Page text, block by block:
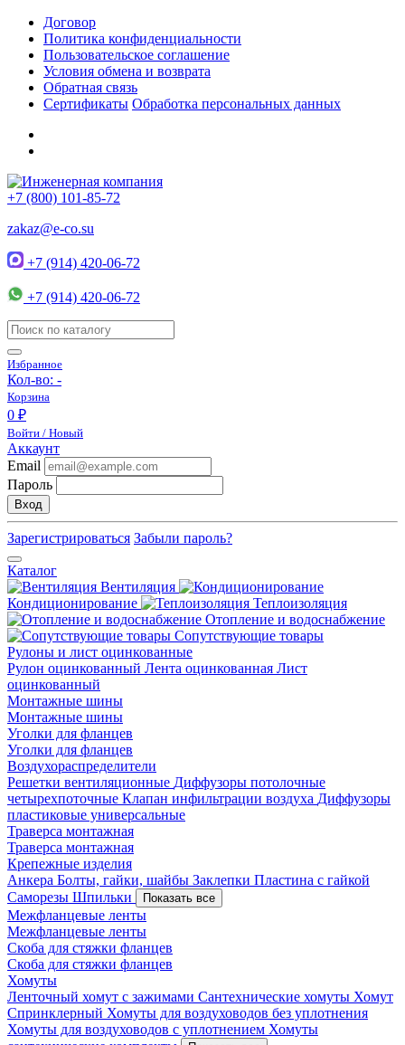
Договор
Политика конфиденциальности
Пользовательское соглашение
Условия обмена и возврата
Обратная связь
Сертификаты Обработка персональных данных
+7 (800) 101-85-72
zakaz@e-co.su
+7 (914) 420-06-72
+7 (914) 420-06-72
Избранное
Кол-во: -
Корзина
0 ₽
Войти / Новый
Аккаунт
Email
Пароль
Вход
Зарегистрироваться Забыли пароль?
Каталог
Вентиляция
Кондиционирование
Теплоизоляция
Отопление и водоснабжение
Сопутствующие товары
Рулоны и лист оцинкованные
Рулон оцинкованный Лента оцинкованная Лист
оцинкованный
Монтажные шины
Монтажные шины
Уголки для фланцев
Уголки для фланцев
Воздухораспределители
Решетки вентиляционные Диффузоры потолочные
четырехпоточные Клапан инфильтрации воздуха Диффузоры
пластиковые универсальные
Траверса монтажная
Траверса монтажная
Крепежные изделия
Анкера Болты, гайки, шайбы Заклепки Пластина с гайкой
Саморезы Шпильки Показать все
Межфланцевые ленты
Межфланцевые ленты
Скоба для стяжки фланцев
Скоба для стяжки фланцев
Хомуты
Ленточный хомут с зажимами Сантехнические хомуты Хомут
Спринклерный Хомуты для воздуховодов без уплотнения
Хомуты для воздуховодов с уплотнением Хомуты